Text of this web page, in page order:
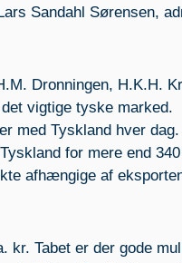
Sandahl Sørensen,
Dronningen, H.K.H.
vigtige tyske marked.
med Tyskland hver
for mere end
afhængige af
kr. Tabet er der gode